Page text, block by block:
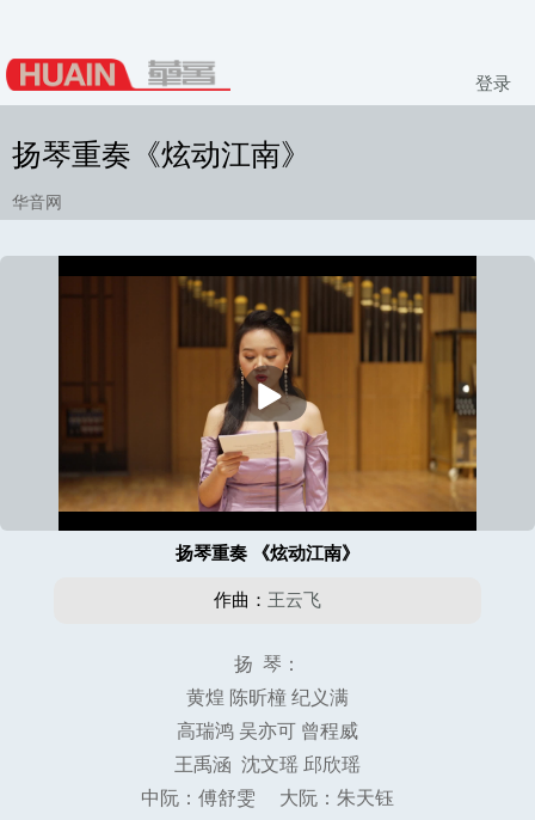
登录
扬琴重奏《炫动江南》
华音网
放
扬琴重奏 《炫动江南》
作曲： 王云飞
扬 琴：
黄煌 陈昕橦 纪义满
高瑞鸿 吴亦可 曾程威
王禹涵 沈文瑶 邱欣瑶
中阮：傅舒雯 大阮：朱天钰